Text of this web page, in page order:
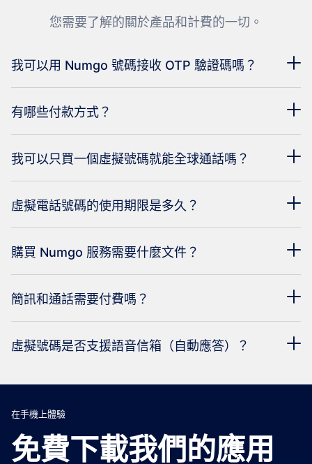
您需要了解的關於產品和計費的一切。
我可以用 Numgo 號碼接收 OTP 驗證碼嗎？
有哪些付款方式？
我可以只買一個虛擬號碼就能全球通話嗎？
虛擬電話號碼的使用期限是多久？
購買 Numgo 服務需要什麼文件？
簡訊和通話需要付費嗎？
虛擬號碼是否支援語音信箱（自動應答）？
在手機上體驗
免費下載我們的應用